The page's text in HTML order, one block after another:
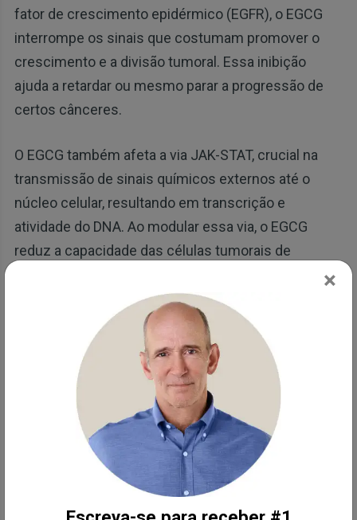
fator de crescimento epidérmico (EGFR), o EGCG
interrompe os sinais que costumam promover o
crescimento e a divisão tumoral. Essa inibição
ajuda a retardar ou mesmo parar a progressão de
certos cânceres.
O EGCG também afeta a via JAK-STAT, crucial na
transmissão de sinais químicos externos até o
núcleo celular, resultando em transcrição e
atividade do DNA. Ao modular essa via, o EGCG
reduz a capacidade das células tumorais de
Além disso, a via PI3K-AKT-mTOR, que regula
crescimento, metabolismo e sobrevivência celular,
é outro alvo do EGCG. Ao inibir essa via, o EGCG não
apenas suprime o crescimento tumoral, como
potencializa a eficácia de outros tratamentos,
tornando-o vantajoso em terapias combinadas.
Além dessas vias, as propriedades antioxidantes do
EGCG são fundamentais para seus efeitos
×